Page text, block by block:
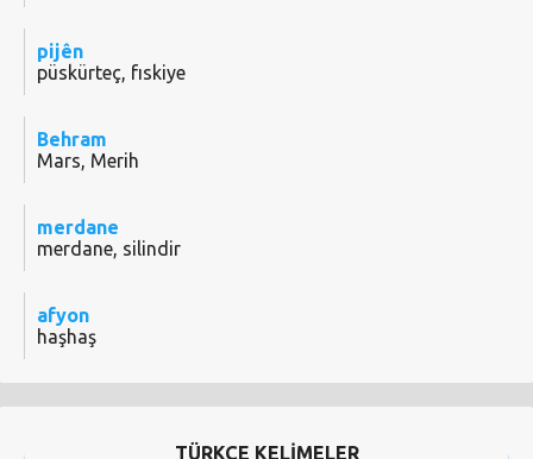
pijên
püskürteç, fıskiye
Behram
Mars, Merih
merdane
merdane, silindir
afyon
haşhaş
TÜRKÇE KELİMELER